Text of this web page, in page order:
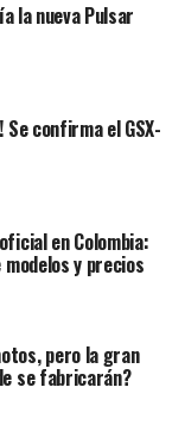
en las fotos
Super Duke R
ajustable
R.
la Super Duke R,
flotantes.
de modelos
la nueva Pulsar
Se confirma el GSX-
en Colombia:
y precios
pero la gran
se fabricarán?